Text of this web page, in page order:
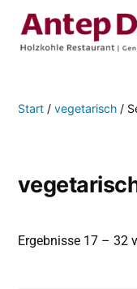
Start / vegetarisch /
Ergebnisse 17 – 32